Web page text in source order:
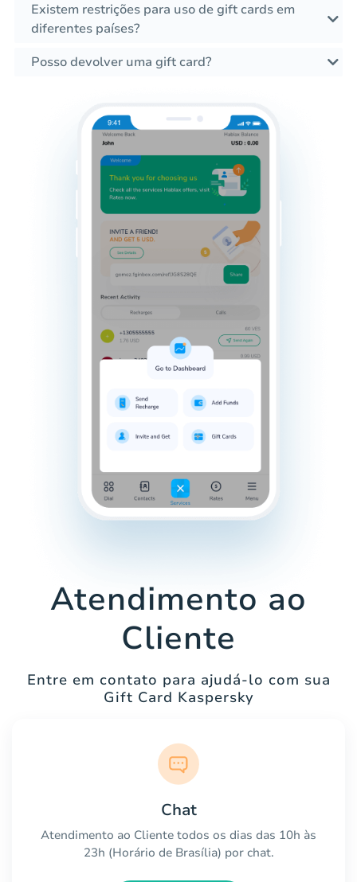
Existem restrições para uso de gift cards em
diferentes países?
Posso devolver uma gift card?
Atendimento ao
Cliente
Entre em contato para ajudá-lo com sua
Gift Card Kaspersky
Chat
Atendimento ao Cliente todos os dias das 10h às
23h (Horário de Brasília) por chat.